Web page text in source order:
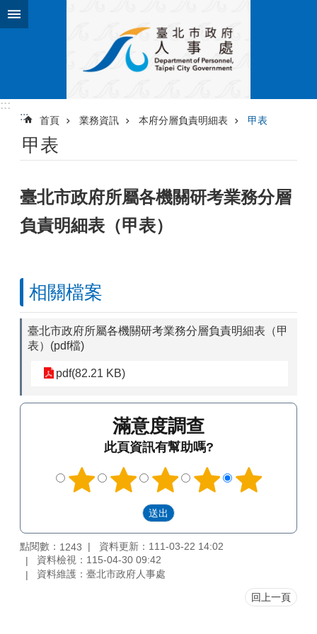
跳到主要內容區塊
:::
:::
首頁 業務資訊 本府分層負責明細表 甲表
甲表
臺北市政府所屬各機關研考業務分層
負責明細表（甲表）
相關檔案
臺北市政府所屬各機關研考業務分層負責明細表（甲
表）(pdf檔)
pdf(82.21 KB)
滿意度調查
此頁資訊有幫助嗎?
點閱數： 1243
資料更新：111-03-22 14:02
資料檢視：115-04-30 09:42
資料維護：臺北市政府人事處
回上一頁